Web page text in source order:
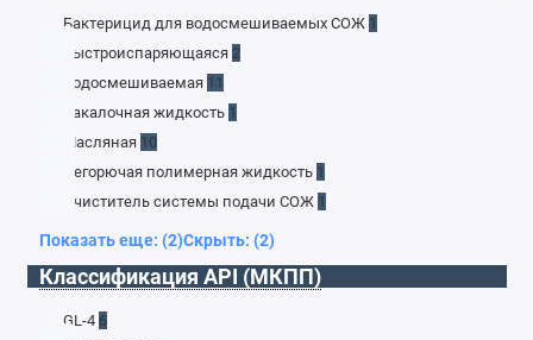
Бактерицид для водосмешиваемых СОЖ 1
Быстроиспаряющаяся 2
Водосмешиваемая 11
Закалочная жидкость 1
Масляная 10
Негорючая полимерная жидкость 1
Очиститель системы подачи СОЖ 1
Показать еще: (2)Скрыть: (2)
Классификация API (МКПП)
GL-4 6